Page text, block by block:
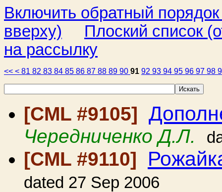
Включить обратный
вверху)
Плоский список
на рассылку
<< < 81 82 83 84 85 86 87 88 89 90 91 92 93 94 95 96 97 98
[CML #9105]
Чередниченко Д.Л.
[CML #9110]
dated 27 Sep 2006